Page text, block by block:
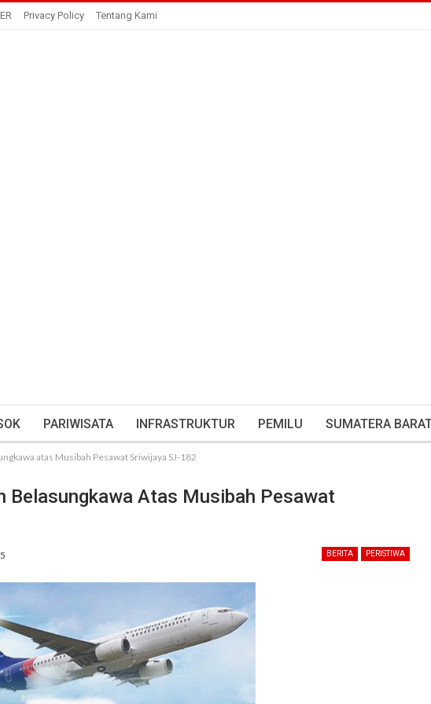
Privacy Policy Tentang Kami
PARIWISATA INFRASTRUKTUR PEMILU SUMATERA
atas Musibah Pesawat Sriwijaya SJ-182
Belasungkawa Atas Musibah Pesawat
BERITA PERISTIWA